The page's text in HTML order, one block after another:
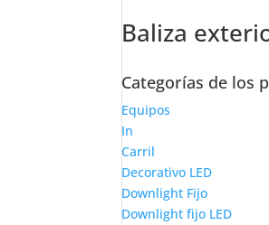
Baliza
Categorías de los
Equipos
In
Carril
Decorativo LED
Downlight Fijo
Downlight fijo LED